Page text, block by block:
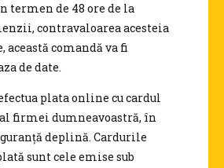
termen de 48 ore de la
contravaloarea acesteia
această comandă va fi
de date.
efectua plata online cu cardul
firmei dumneavoastră, în
deplină. Cardurile
sunt cele emise sub